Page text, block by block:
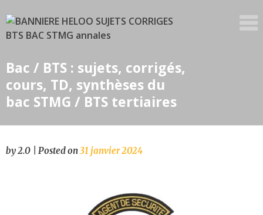
to
content
Bac / BTS : sujets, corrigés,
cours, TD, synthèses du
bac STMG / BTS tertiaires
by2.0 Posted on31 janvier 2024